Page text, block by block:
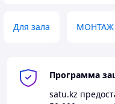
Для зала
Программа
satu.kz